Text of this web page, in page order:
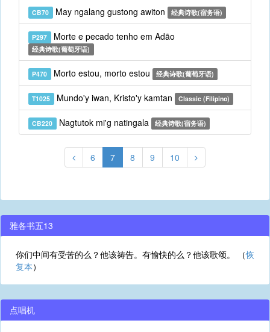
CB70 May ngalang gustong awiton 经典诗歌(宿务语)
P297 Morte e pecado tenho em Adão
经典诗歌(葡萄牙语)
P470 Morto estou, morto estou 经典诗歌(葡萄牙语)
T1025 Mundo'y iwan, Kristo'y kamtan Classic (Filipino)
CB220 Nagtutok mi'g natingala 经典诗歌(宿务语)
6 7 8 9 10
雅各书五13
你们中间有受苦的么？他该祷告。有愉快的么？他该歌颂。 （恢
复本）
点唱机